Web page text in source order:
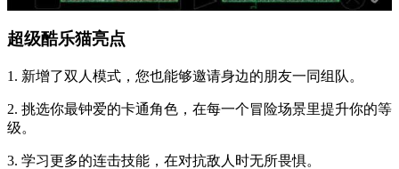
超级酷乐猫亮点
1. 新增了双人模式，您也能够邀请身边的朋友一同组队。
2. 挑选你最钟爱的卡通角色，在每一个冒险场景里提升你的等
级。
3. 学习更多的连击技能，在对抗敌人时无所畏惧。